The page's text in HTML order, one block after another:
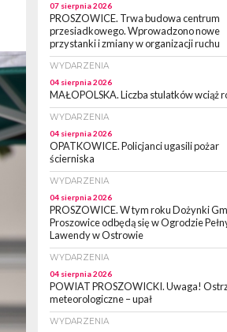
07 sierpnia 2026
PROSZOWICE. Trwa budowa centrum
przesiadkowego. Wprowadzono nowe
przystanki i zmiany w organizacji ruchu
WYDARZENIA
04 sierpnia 2026
MAŁOPOLSKA. Liczba stulatków wciąż
WYDARZENIA
04 sierpnia 2026
OPATKOWICE. Policjanci ugasili pożar
ścierniska
WYDARZENIA
04 sierpnia 2026
PROSZOWICE. W tym roku Dożynki
Proszowice odbędą się w Ogrodzie
Lawendy w Ostrowie
WYDARZENIA
04 sierpnia 2026
POWIAT PROSZOWICKI. Uwaga!
meteorologiczne – upał
WYDARZENIA